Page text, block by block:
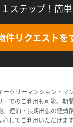
ステップ！簡単
件リクエストを
クリーマンション・マ
ーでのご利用も可能。期
。連泊・長期出張の経費
心してご利用いただけま